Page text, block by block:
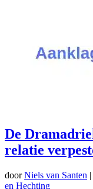
De
relatie
doorNiels van Santen |
en Hechting